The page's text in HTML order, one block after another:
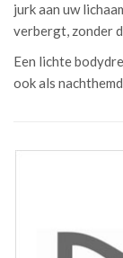
jurk aan uw
verbergt, zonder
Een lichte
ook als